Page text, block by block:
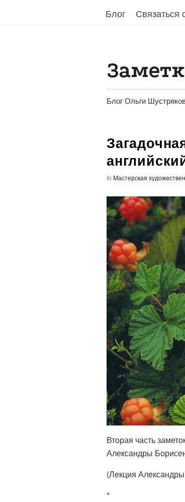
Блог Связаться
Блог Связаться
Блог Ольги
In Мастерская
Вторая часть
Александры
(Лекция
*